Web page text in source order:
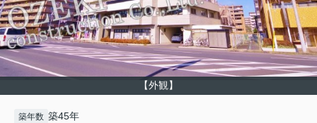
【外観】
築年数 築45年